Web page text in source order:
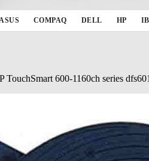
COMPAQ DELL HP
TouchSmart 600-1160ch series